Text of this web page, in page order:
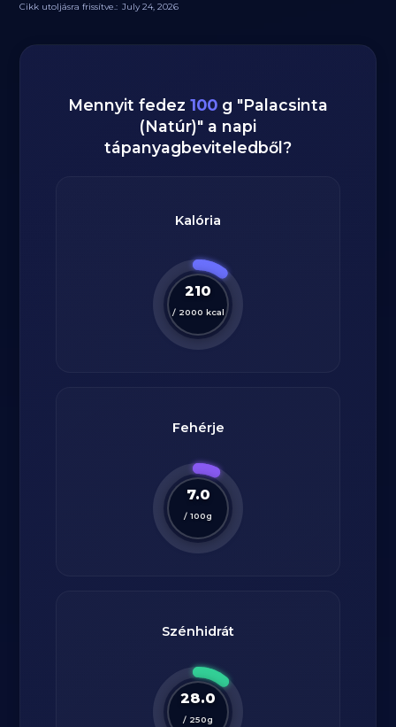
Cikk utoljásra frissítve.: July 24, 2026
Mennyit fedez 100 g "Palacsinta
(Natúr)" a napi
tápanyagbeviteledből?
Kalória
210
/ 2000 kcal
Fehérje
7.0
/ 100g
Szénhidrát
28.0
/ 250g